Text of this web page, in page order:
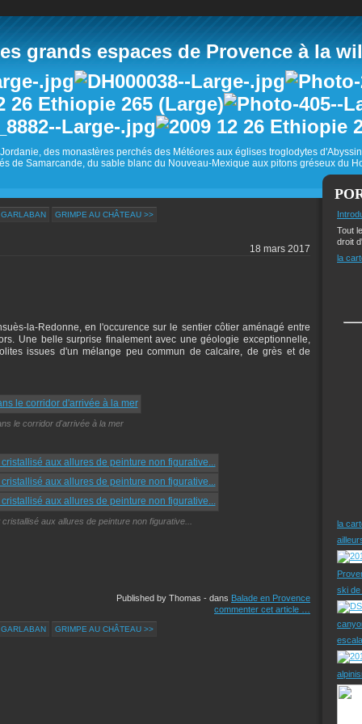
grands espaces de Provence à la
des monastères perchés des Météores aux églises troglodytes
de Samarcande, du sable blanc du Nouveau-Mexique aux pitons gréseux du
GRIMPE AU CHÂTEAU >>
18 mars 2017
la-Redonne, en l'occurence sur le sentier côtier aménagé entre
Une belle surprise finalement avec une géologie exceptionnelle,
issues d'un mélange peu commun de calcaire, de grès et de
le corridor d'arrivée à la mer
aux allures de peinture non figurative...
Published by Thomas - dans Balade en Provence
commenter cet article
GRIMPE AU CHÂTEAU >>
Tout
droit
la
la
ski de